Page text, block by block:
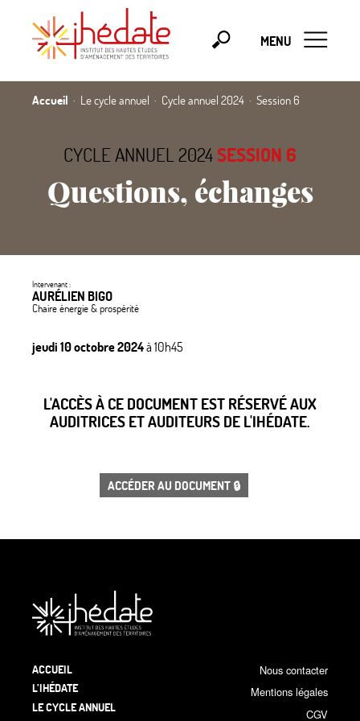
MENU
Accueil Le cycle annuel Cycle annuel 2024 Session 6
CYCLE ANNUEL 2024SESSION 6
Questions, échanges
Intervenant :
AURÉLIEN BIGO
Chaire énergie & prospérité
jeudi 10 octobre 2024à 10h45
L'ACCÈS À CE DOCUMENT EST RÉSERVÉ AUX
AUDITRICES ET AUDITEURS DE L'IHÉDATE.
ACCÉDER AU DOCUMENT 🔒
ACCUEIL
L’IHÉDATE
LE CYCLE ANNUEL
Nous contacter
Mentions légales
CGV